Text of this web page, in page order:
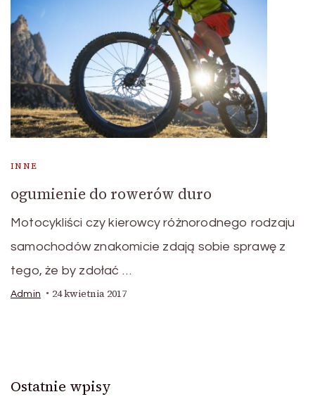
INNE
ogumienie do rowerów duro
Motocykliści czy kierowcy różnorodnego rodzaju
samochodów znakomicie zdają sobie sprawę z
tego, że by zdołać …
Admin 24 kwietnia 2017
Ostatnie wpisy